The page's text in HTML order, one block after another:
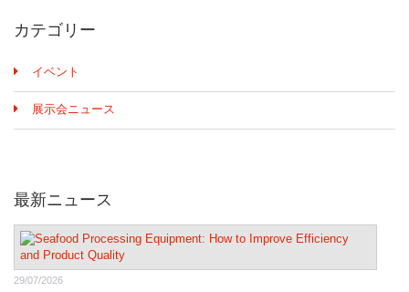
カテゴリー
イベント
展示会ニュース
最新ニュース
29/07/2026